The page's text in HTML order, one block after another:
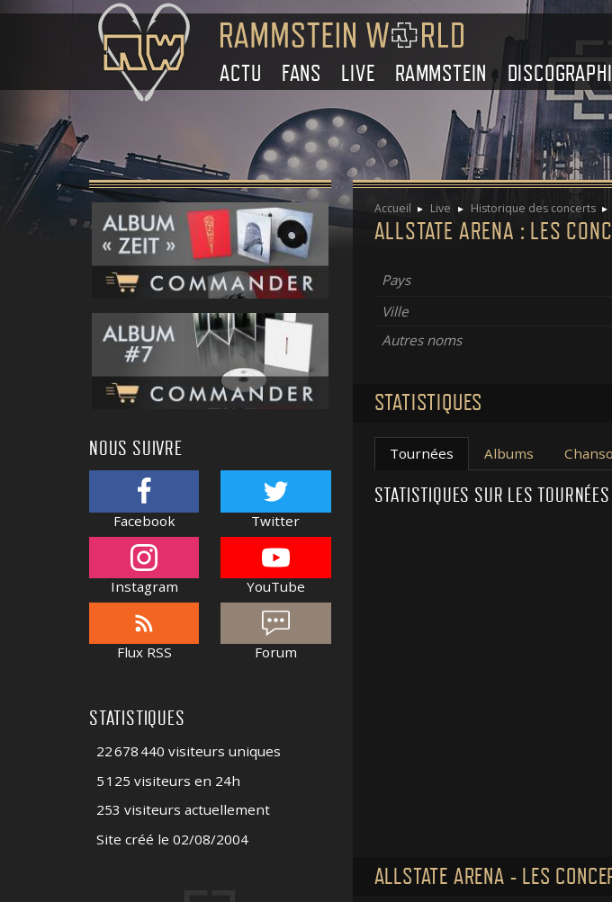
ACTU FANS LIVE RAMMSTEIN
Accueil Live Historique des concerts
ALLSTATE ARENA : LES
Pays
Ville
Autres noms
STATISTIQUES
Tournées Albums
STATISTIQUES SUR LES TOURNÉES
ALLSTATE ARENA - LES
NOUS SUIVRE
Facebook Twitter
Instagram YouTube
Flux RSS Forum
STATISTIQUES
22 678 440 visiteurs uniques
5 125 visiteurs en 24h
253 visiteurs actuellement
Site créé le 02/08/2004